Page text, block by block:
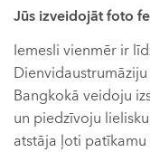
Jūs izveidojāt foto
Iemesli vienmēr ir
Bangkokā veidoju
un piedzīvoju
atstāja ļoti